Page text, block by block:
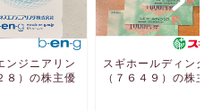
ンジニアリン
８）の株主優
スギホールディング
（７６４９）の株主